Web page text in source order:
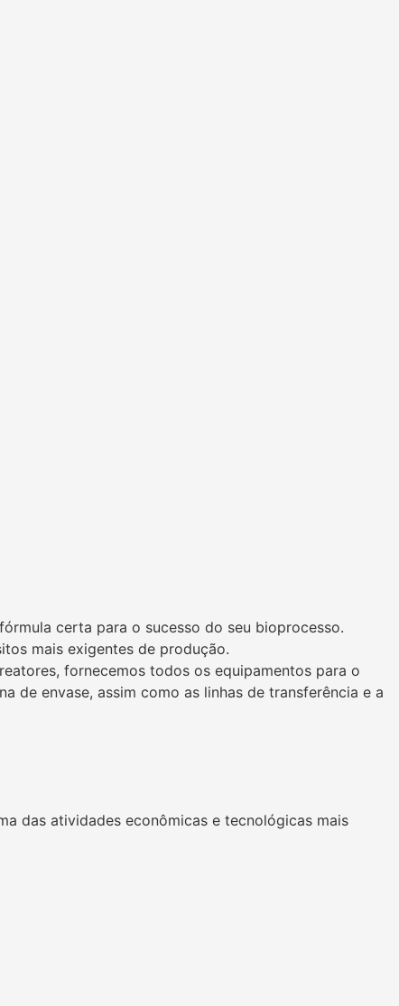
certa para o sucesso do seu bioprocesso.
mais exigentes de produção.
fornecemos todos os equipamentos para o
de envase, assim como as linhas de transferência e a
das atividades econômicas e tecnológicas mais